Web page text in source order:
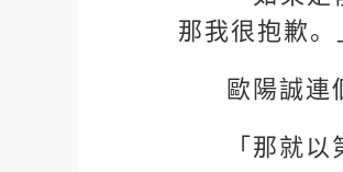
那我很抱歉。
歐陽誠連
「那就